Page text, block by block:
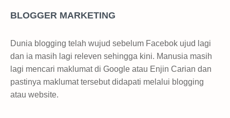
BLOGGER MARKETING
Dunia blogging telah wujud sebelum Facebok ujud lagi
dan ia masih lagi releven sehingga kini. Manusia masih
lagi mencari maklumat di Google atau Enjin Carian dan
pastinya maklumat tersebut didapati melalui blogging
atau website.